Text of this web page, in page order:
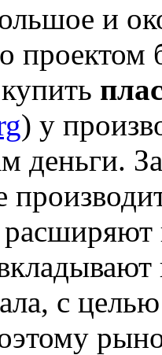
и
проектом
) у
деньги.
с